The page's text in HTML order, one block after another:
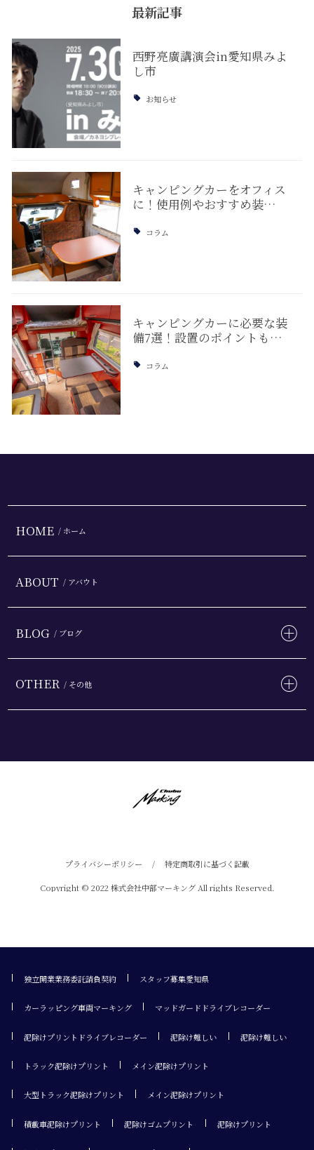
最新記事
西野亮廣講演会in愛知県みよ
し市
お知らせ
キャンピングカーをオフィス
に！使用例やおすすめ装…
コラム
キャンピングカーに必要な装
備7選！設置のポイントも…
コラム
HOME / ホーム
ABOUT / アバウト
BLOG / ブログ
OTHER / その他
プライバシーポリシー / 特定商取引に基づく記載
Copyright © 2022 株式会社中部マーキング All rights Reserved.
独立開業業務委託請負契約 スタッフ募集愛知県
カーラッピング車両マーキング マッドガードドライブレコーダー
泥除けプリントドライブレコーダー 泥除け難しい 泥除け難しい
トラック泥除けプリント メイン泥除けプリント
大型トラック泥除けプリント メイン泥除けプリント
積載車泥除けプリント 泥除けゴムプリント 泥除けプリント